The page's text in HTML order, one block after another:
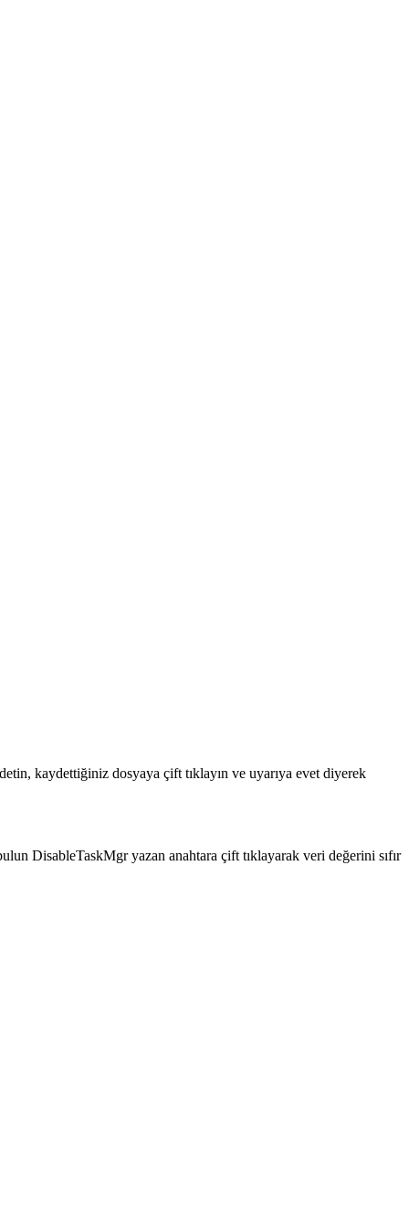
kaydettiğiniz dosyaya çift tıklayın ve uyarıya evet diyerek
DisableTaskMgr yazan anahtara çift tıklayarak veri değerini sıfır